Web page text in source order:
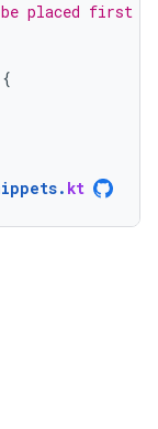
placed first
{
. kt